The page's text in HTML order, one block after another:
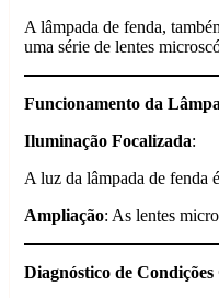
A lâmpada de fenda,
uma série de lentes
Funcionamento da
Iluminação Focalizada:
A luz da lâmpada de fenda
Ampliação: As lentes
Diagnóstico de Condições